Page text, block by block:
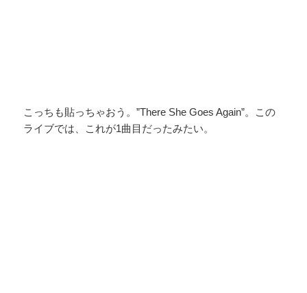
こっちも貼っちゃおう。”There She Goes Again”。この
ライブでは、これが1曲目だったみたい。